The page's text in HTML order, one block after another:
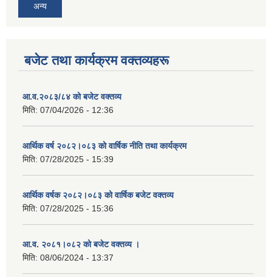
अन्य
बजेट तथा कार्यक्रम वक्तव्यहरू
आ.व.२०८३/८४ को बजेट वक्तव्य
मिति: 07/04/2026 - 12:36
आर्थिक वर्ष २०८२।०८३ को वार्षिक नीति तथा कार्यक्रम
मिति: 07/28/2025 - 15:39
आर्थिक वर्षक २०८२।०८३ को वार्षिक बजेट वक्तव्य
मिति: 07/28/2025 - 15:36
आ.व. २०८१।०८२ को बजेट वक्तव्य ।
मिति: 08/06/2024 - 13:37